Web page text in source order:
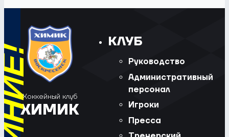
Хоккейный клуб
ХИМИК
КЛУБ
Руководство
Административный
персонал
Игроки
Пресса